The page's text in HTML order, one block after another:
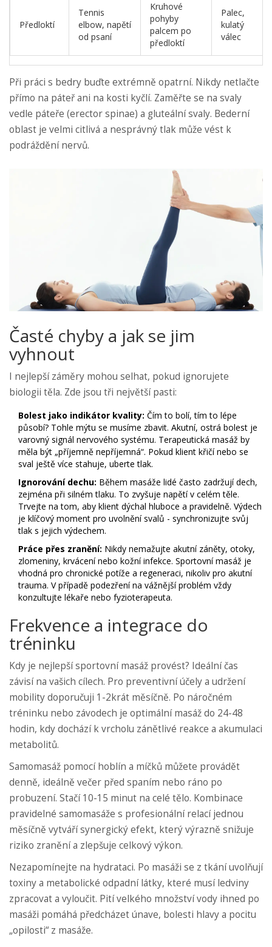
Předloktí
Tennis
elbow, napětí
od psaní
Kruhové
pohyby
palcem po
předloktí
Palec,
kulatý
válec
Při práci s bedry buďte extrémně opatrní. Nikdy netlačte
přímo na páteř ani na kosti kyčlí. Zaměřte se na svaly
vedle páteře (erector spinae) a gluteální svaly. Bederní
oblast je velmi citlivá a nesprávný tlak může vést k
podráždění nervů.
Časté chyby a jak se jim
vyhnout
I nejlepší záměry mohou selhat, pokud ignorujete
biologii těla. Zde jsou tři největší pasti:
Bolest jako indikátor kvality: Čím to bolí, tím to lépe
působí? Tohle mýtu se musíme zbavit. Akutní, ostrá bolest je
varovný signál nervového systému. Terapeutická masáž by
měla být „příjemně nepříjemná“. Pokud klient křičí nebo se
sval ještě více stahuje, uberte tlak.
Ignorování dechu: Během masáže lidé často zadržují dech,
zejména při silném tlaku. To zvyšuje napětí v celém těle.
Trvejte na tom, aby klient dýchal hluboce a pravidelně. Výdech
je klíčový moment pro uvolnění svalů - synchronizujte svůj
tlak s jejich výdechem.
Práce přes zranění: Nikdy nemažujte akutní záněty, otoky,
zlomeniny, krvácení nebo kožní infekce. Sportovní masáž je
vhodná pro chronické potíže a regeneraci, nikoliv pro akutní
trauma. V případě podezření na vážnější problém vždy
konzultujte lékaře nebo fyzioterapeuta.
Frekvence a integrace do
tréninku
Kdy je nejlepší sportovní masáž provést? Ideální čas
závisí na vašich cílech. Pro preventivní účely a udržení
mobility doporučuji 1-2krát měsíčně. Po náročném
tréninku nebo závodech je optimální masáž do 24-48
hodin, kdy dochází k vrcholu zánětlivé reakce a akumulaci
metabolitů.
Samomasáž pomocí hoblín a míčků můžete provádět
denně, ideálně večer před spaním nebo ráno po
probuzení. Stačí 10-15 minut na celé tělo. Kombinace
pravidelné samomasáže s profesionální relací jednou
měsíčně vytváří synergický efekt, který výrazně snižuje
riziko zranění a zlepšuje celkový výkon.
Nezapomínejte na hydrataci. Po masáži se z tkání uvolňují
toxiny a metabolické odpadní látky, které musí ledviny
zpracovat a vyloučit. Pití velkého množství vody ihned po
masáži pomáhá předcházet únave, bolesti hlavy a pocitu
„opilosti“ z masáže.